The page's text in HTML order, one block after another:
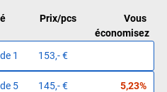
Prix/pcs
Vous
économisez
1 153,- €
5 145,- € 5,23%